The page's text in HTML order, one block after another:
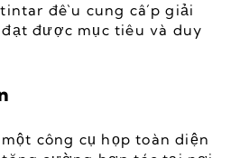
đều cung cấp giải
được mục tiêu và duy
công cụ họp toàn diện